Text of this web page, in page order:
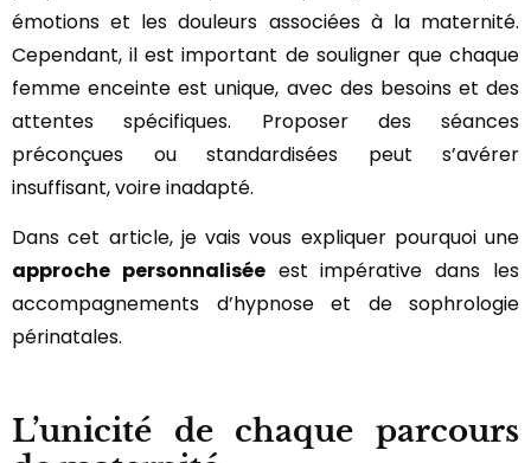
émotions et les douleurs associées à la maternité.
Cependant, il est important de souligner que chaque
femme enceinte est unique, avec des besoins et des
attentes spécifiques. Proposer des séances
préconçues ou standardisées peut s’avérer
insuffisant, voire inadapté.
Dans cet article, je vais vous expliquer pourquoi une
approche personnaliséeest impérative dans les
accompagnements d’hypnose et de sophrologie
périnatales.
L’unicité de chaque parcours